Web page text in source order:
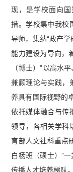
现，是学校面向
措。学校集中我校
导师，集纳“政产
能力建设为导向，
（博士）”以高水
兼顾理论与实践，
养具有国际视野的
依托媒体融合与传
领导，各相关学科
育部人文社科重点
白杨班（硕士）”
传播人才培养梯队。